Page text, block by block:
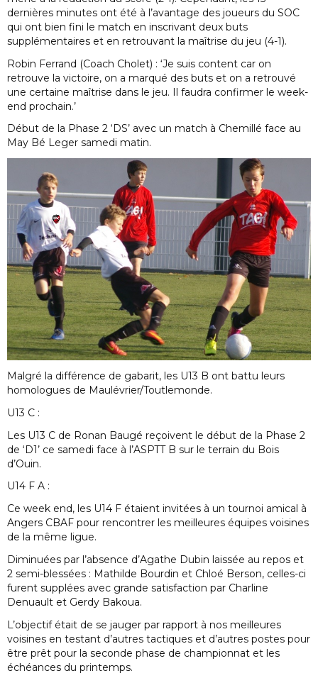
dernières minutes ont été à l’avantage des joueurs du SOC
qui ont bien fini le match en inscrivant deux buts
supplémentaires et en retrouvant la maîtrise du jeu (4-1).
Robin Ferrand (Coach Cholet) : ‘Je suis content car on
retrouve la victoire, on a marqué des buts et on a retrouvé
une certaine maîtrise dans le jeu. Il faudra confirmer le week-
end prochain.’
Début de la Phase 2 ‘DS’ avec un match à Chemillé face au
May Bé Leger samedi matin.
Malgré la différence de gabarit, les U13 B ont battu leurs
homologues de Maulévrier/Toutlemonde.
U13 C :
Les U13 C de Ronan Baugé reçoivent le début de la Phase 2
de ‘D1’ ce samedi face à l’ASPTT B sur le terrain du Bois
d’Ouin.
U14 F A :
Ce week end, les U14 F étaient invitées à un tournoi amical à
Angers CBAF pour rencontrer les meilleures équipes voisines
de la même ligue.
Diminuées par l’absence d’Agathe Dubin laissée au repos et
2 semi-blessées : Mathilde Bourdin et Chloé Berson, celles-ci
furent supplées avec grande satisfaction par Charline
Denuault et Gerdy Bakoua.
L’objectif était de se jauger par rapport à nos meilleures
voisines en testant d’autres tactiques et d’autres postes pour
être prêt pour la seconde phase de championnat et les
échéances du printemps.